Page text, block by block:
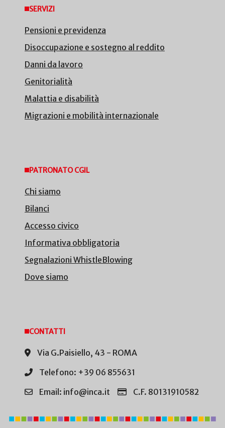
SERVIZI
Pensioni e previdenza
Disoccupazione e sostegno al reddito
Danni da lavoro
Genitorialità
Malattia e disabilità
Migrazioni e mobilità internazionale
PATRONATO CGIL
Chi siamo
Bilanci
Accesso civico
Informativa obbligatoria
Segnalazioni WhistleBlowing
Dove siamo
CONTATTI
Via G.Paisiello, 43 - ROMA
Telefono: +39 06 855631
Email: info@inca.it
C.F. 80131910582